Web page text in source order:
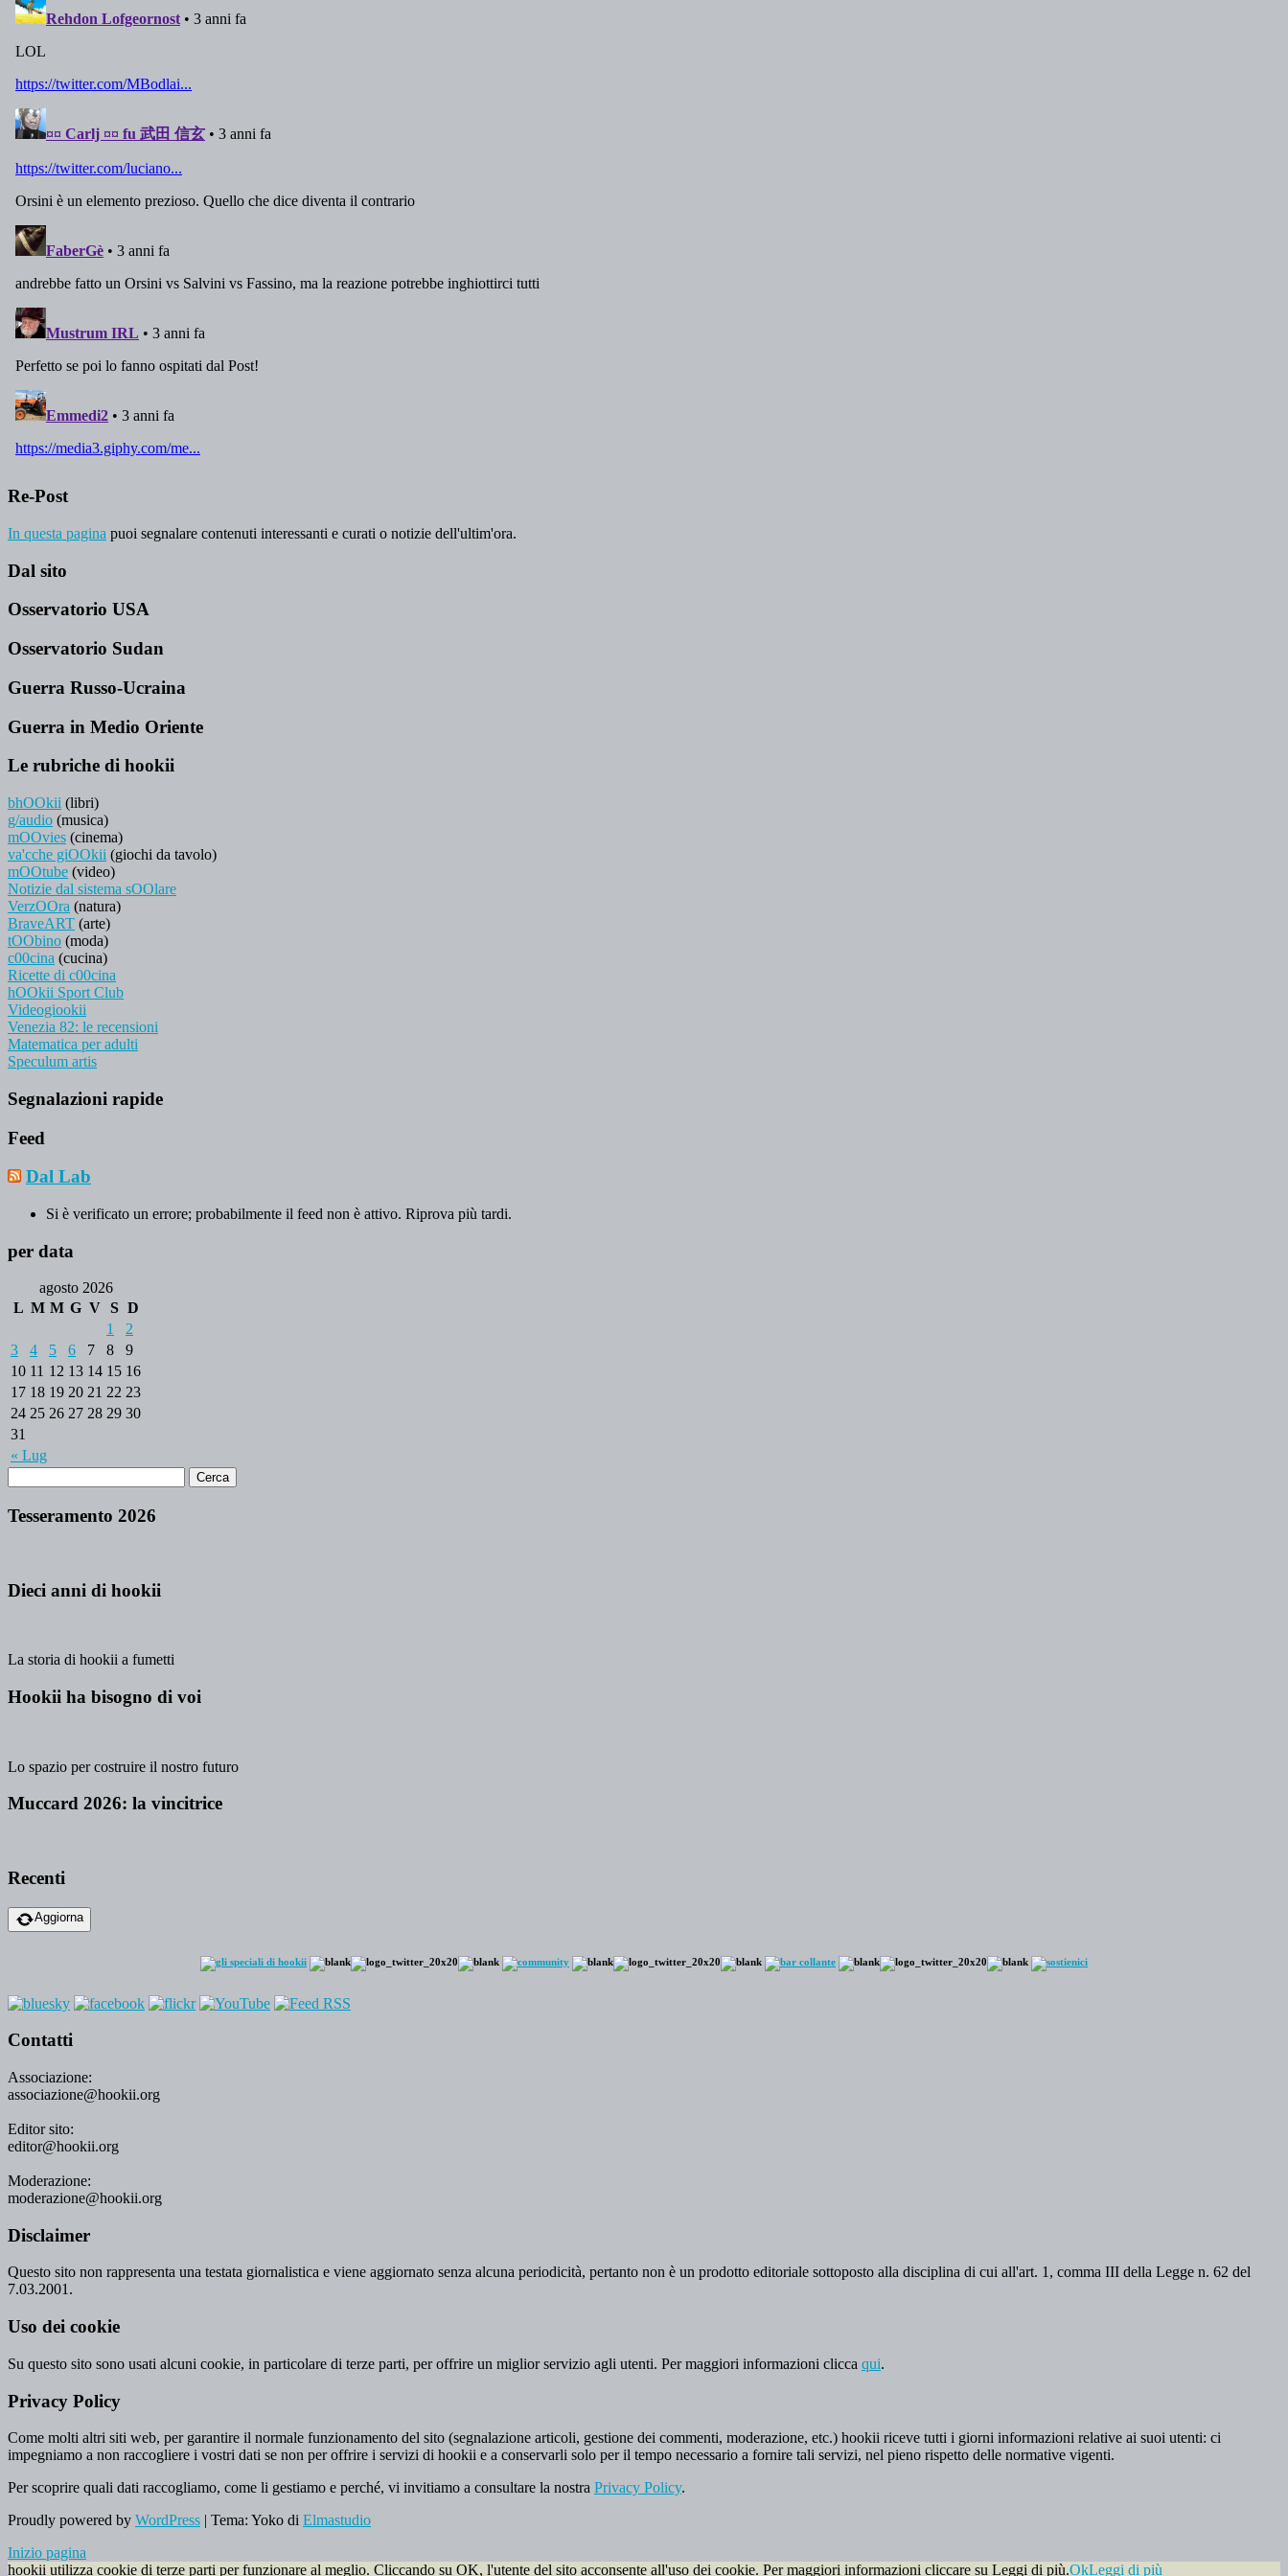
Re-Post
In questa pagina puoi segnalare contenuti interessanti e curati o notizie dell'ultim'ora.
Dal sito
Osservatorio USA
Osservatorio Sudan
Guerra Russo-Ucraina
Guerra in Medio Oriente
Le rubriche di hookii
bhOOkii (libri)
g/audio (musica)
mOOvies (cinema)
va'cche giOOkii (giochi da tavolo)
mOOtube (video)
Notizie dal sistema sOOlare
VerzOOra (natura)
BraveART (arte)
tOObino (moda)
c00cina (cucina)
Ricette di c00cina
hOOkii Sport Club
Videogiookii
Venezia 82: le recensioni
Matematica per adulti
Speculum artis
Segnalazioni rapide
Feed
Dal Lab
Si è verificato un errore; probabilmente il feed non è attivo. Riprova più tardi.
per data
agosto 2026
L M M G V S D
« Lug
1
2
3
4 5 6 7 8
9
10 11 12 13 14 15 16
17 18 19 20 21 22 23
24 25 26 27 28 29 30
31
Tesseramento 2026
Dieci anni di hookii
La storia di hookii a fumetti
Hookii ha bisogno di voi
Lo spazio per costruire il nostro futuro
Muccard 2026: la vincitrice
Recenti
Aggiorna
Contatti
Associazione:
associazione@hookii.org
Editor sito:
editor@hookii.org
Moderazione:
moderazione@hookii.org
Disclaimer
Questo sito non rappresenta una testata giornalistica e viene aggiornato senza alcuna periodicità, pertanto non è un prodotto editoriale sottoposto alla disciplina di cui all'art. 1, comma III della Legge n. 62 del
7.03.2001.
Uso dei cookie
Su questo sito sono usati alcuni cookie, in particolare di terze parti, per offrire un miglior servizio agli utenti. Per maggiori informazioni clicca qui.
Privacy Policy
Come molti altri siti web, per garantire il normale funzionamento del sito (segnalazione articoli, gestione dei commenti, moderazione, etc.) hookii riceve tutti i giorni informazioni relative ai suoi utenti: ci
impegniamo a non raccogliere i vostri dati se non per offrire i servizi di hookii e a conservarli solo per il tempo necessario a fornire tali servizi, nel pieno rispetto delle normative vigenti.
Per scoprire quali dati raccogliamo, come li gestiamo e perché, vi invitiamo a consultare la nostra Privacy Policy.
Proudly powered by WordPress | Tema: Yoko di Elmastudio
Inizio pagina
hookii utilizza cookie di terze parti per funzionare al meglio. Cliccando su OK, l'utente del sito acconsente all'uso dei cookie. Per maggiori informazioni cliccare su Leggi di più.OkLeggi di più